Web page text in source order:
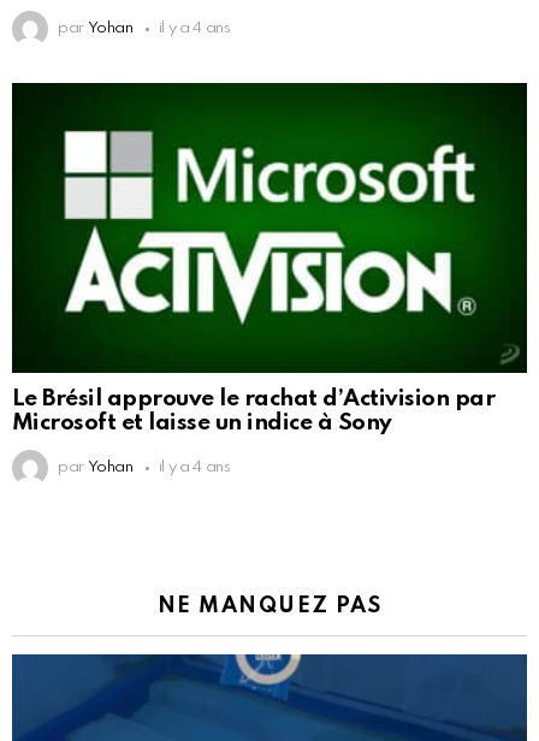
par Yohan il y a 4 ans
Le Brésil approuve le rachat d’Activision par
Microsoft et laisse un indice à Sony
par Yohan il y a 4 ans
NE MANQUEZ PAS